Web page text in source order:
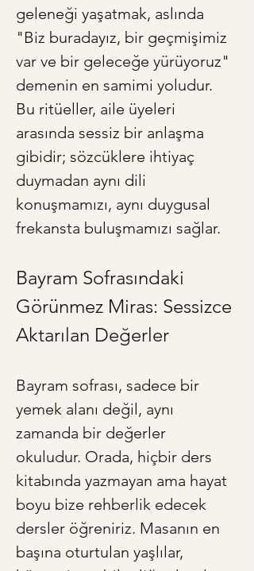
geleneği yaşatmak, aslında
"Biz buradayız, bir geçmişimiz
var ve bir geleceğe yürüyoruz"
demenin en samimi yoludur.
Bu ritüeller, aile üyeleri
arasında sessiz bir anlaşma
gibidir; sözcüklere ihtiyaç
duymadan aynı dili
konuşmamızı, aynı duygusal
frekansta buluşmamızı sağlar.
Bayram Sofrasındaki
Görünmez Miras: Sessizce
Aktarılan Değerler
Bayram sofrası, sadece bir
yemek alanı değil, aynı
zamanda bir değerler
okuludur. Orada, hiçbir ders
kitabında yazmayan ama hayat
boyu bize rehberlik edecek
dersler öğreniriz. Masanın en
başına oturtulan yaşlılar,